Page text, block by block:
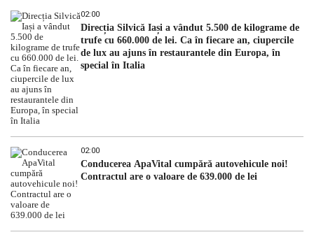
02:00
Direcția Silvică Iași a vândut 5.500 de kilograme de
trufe cu 660.000 de lei. Ca în fiecare an, ciupercile
de lux au ajuns în restaurantele din Europa, în
special în Italia
02:00
Conducerea ApaVital cumpără autovehicule noi!
Contractul are o valoare de 639.000 de lei